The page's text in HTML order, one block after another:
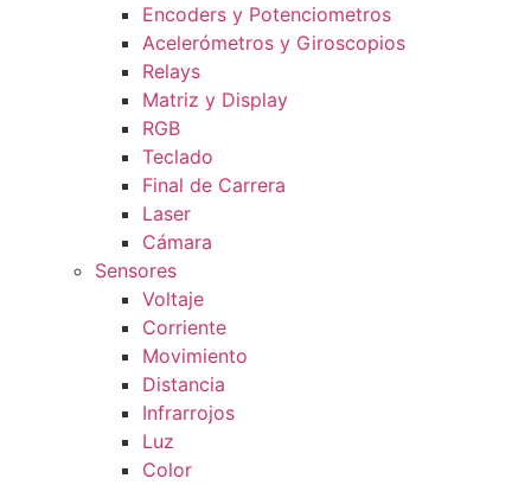
Encoders y Potenciometros
Acelerómetros y Giroscopios
Relays
Matriz y Display
RGB
Teclado
Final de Carrera
Laser
Cámara
Sensores
Voltaje
Corriente
Movimiento
Distancia
Infrarrojos
Luz
Color